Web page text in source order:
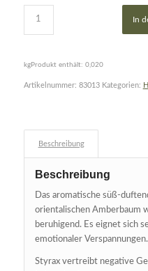
In
Produkt enthält: 0,020
kg
Artikelnummer: 83013 Kategorien:
Beschreibung
Beschreibung
Das aromatische süß-
orientalischen Amberbaum
beruhigend. Es eignet sich
emotionaler Verspannungen.
Styrax vertreibt negative